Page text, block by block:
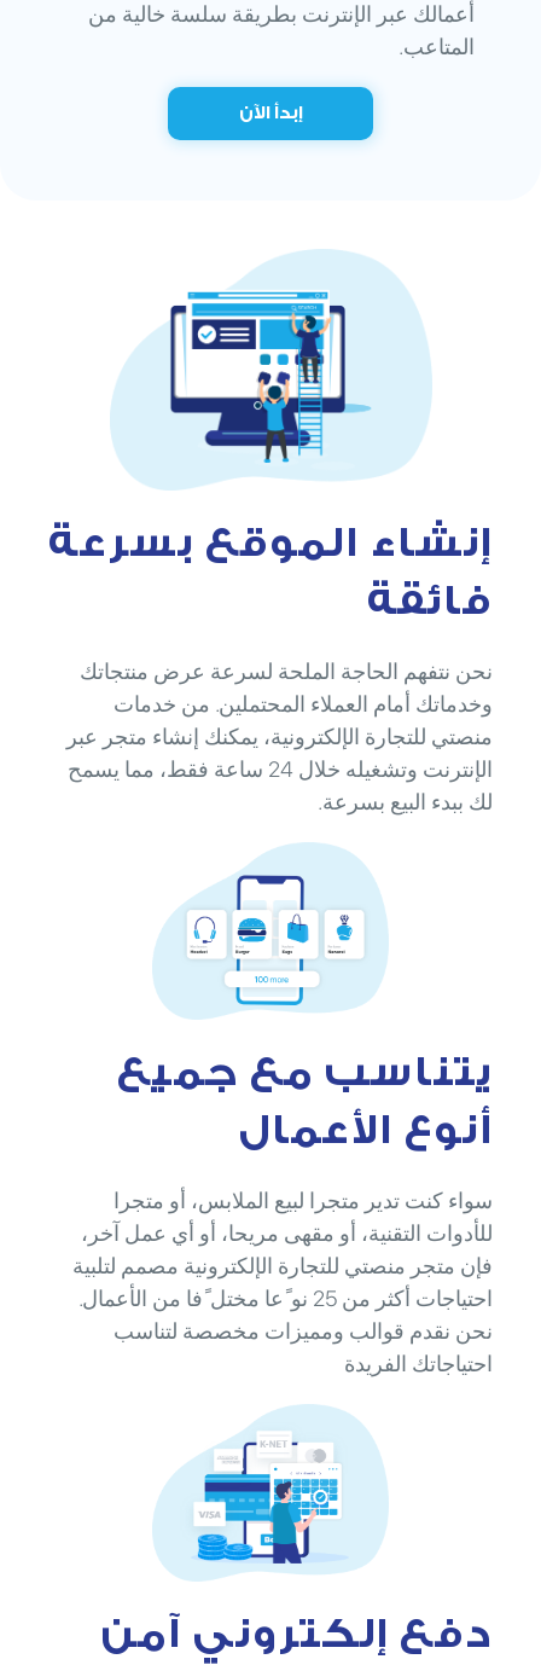
أعمالك عبر الإنترنت بطريقة سلسة خالية من
المتاعب.
إبدأ الآن
إنشاء الموقع بسرعة
فائقة
نحن نتفهم الحاجة الملحة لسرعة عرض منتجاتك
وخدماتك أمام العملاء المحتملين. من خدمات
منصتي للتجارة الإلكترونية، يمكنك إنشاء متجر عبر
الإنترنت وتشغيله خلال 24 ساعة فقط، مما يسمح
لك ببدء البيع بسرعة.
يتناسب مع جميع
أنوع الأعمال
سواء كنت تدير متجرا لبيع الملابس، أو متجرا
للأدوات التقنية، أو مقهى مريحا، أو أي عمل آخر،
فإن متجر منصتي للتجارة الإلكترونية مصمم لتلبية
احتياجات أكثر من 25 نو ًعا مختل ًفا من الأعمال.
نحن نقدم قوالب ومميزات مخصصة لتناسب
احتياجاتك الفريدة
دفع إلكتروني آمن